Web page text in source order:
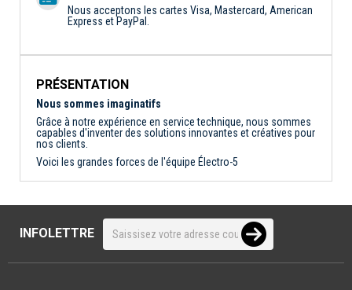
Nous acceptons les cartes Visa, Mastercard, American
Express et PayPal.
PRÉSENTATION
Nous sommes imaginatifs
Grâce à notre expérience en service technique, nous sommes
capables d'inventer des solutions innovantes et créatives pour
nos clients.
Voici les grandes forces de l'équipe Électro-5
INFOLETTRE